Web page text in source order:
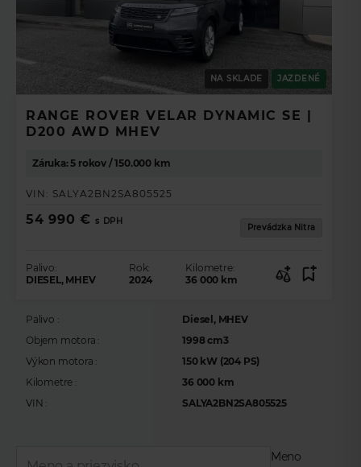
NA SKLADE JAZDENÉ
RANGE ROVER VELAR DYNAMIC SE |
D200 AWD MHEV
Záruka: 5 rokov / 150.000 km
VIN: SALYA2BN2SA805525
54 990 € s DPH
Prevádzka Nitra
Palivo:
DIESEL, MHEV
Rok:
2024
Kilometre:
36 000 km
Palivo :
Diesel, MHEV
Objem motora :
1998 cm3
Výkon motora :
150 kW (204 PS)
Kilometre :
36 000 km
VIN :
SALYA2BN2SA805525
Meno